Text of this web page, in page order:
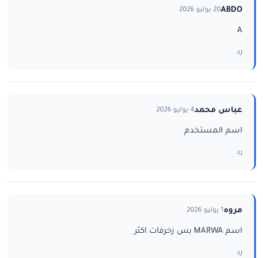
ABDO20 يوليو 2026
A
رد
عباس محمد4 يوليو 2026
اسم المستخدم
رد
مروه1 يوليو 2026
اسم MARWA بس زخرفات اكثر
رد